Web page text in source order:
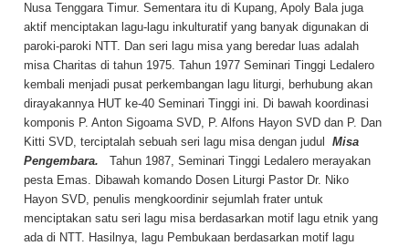
Nusa Tenggara Timur. Sementara itu di Kupang, Apoly Bala juga
aktif menciptakan lagu-lagu inkulturatif yang banyak digunakan di
paroki-paroki NTT. Dan seri lagu misa yang beredar luas adalah
misa Charitas di tahun 1975. Tahun 1977 Seminari Tinggi Ledalero
kembali menjadi pusat perkembangan lagu liturgi, berhubung akan
dirayakannya HUT ke-40 Seminari Tinggi ini. Di bawah koordinasi
komponis P. Anton Sigoama SVD, P. Alfons Hayon SVD dan P. Dan
Kitti SVD, terciptalah sebuah seri lagu misa dengan judul
Misa
Pengembara.
Tahun 1987, Seminari Tinggi Ledalero merayakan
pesta Emas. Dibawah komando Dosen Liturgi Pastor Dr. Niko
Hayon SVD, penulis mengkoordinir sejumlah frater untuk
menciptakan satu seri lagu misa berdasarkan motif lagu etnik yang
ada di NTT. Hasilnya, lagu Pembukaan berdasarkan motif lagu